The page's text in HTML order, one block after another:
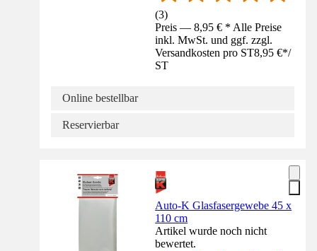
(3)
Preis — 8,95 € * Alle Preise
inkl. MwSt. und ggf. zzgl.
Versandkosten pro ST8,95 €*/
ST
Online bestellbar
Reservierbar
Auto-K Glasfasergewebe 45 x
110 cm
Artikel wurde noch nicht
bewertet.